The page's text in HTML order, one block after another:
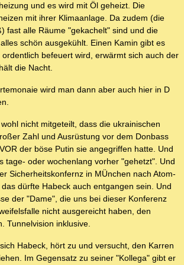
und es wird mit Öl geheizt. Die
mit ihrer Klimaanlage. Da zudem (die
fast alle Räume "gekachelt" sind und die
schön ausgekühlt. Einen Kamin gibt es
befeuert wird, erwärmt sich auch der
die Nacht.
wird man dann aber auch hier in D
nicht mitgeteilt, dass die ukrainischen
Zahl und Ausrüstung vor dem Donbass
der böse Putin sie angegriffen hatte. Und
tage- oder wochenlang vorher "gehetzt". Und
Sicherheitskonfernz in MÜnchen nach Atom-
dürfte Habeck auch entgangen sein. Und
der "Dame", die uns bei dieser Konferenz
nicht ausgereicht haben, den
Tunnelvision inklusive.
Habeck, hört zu und versucht, den Karren
Im Gegensatz zu seiner "Kollega" gibt er